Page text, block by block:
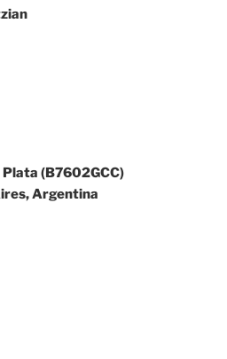
(B7602GCC)
Argentina